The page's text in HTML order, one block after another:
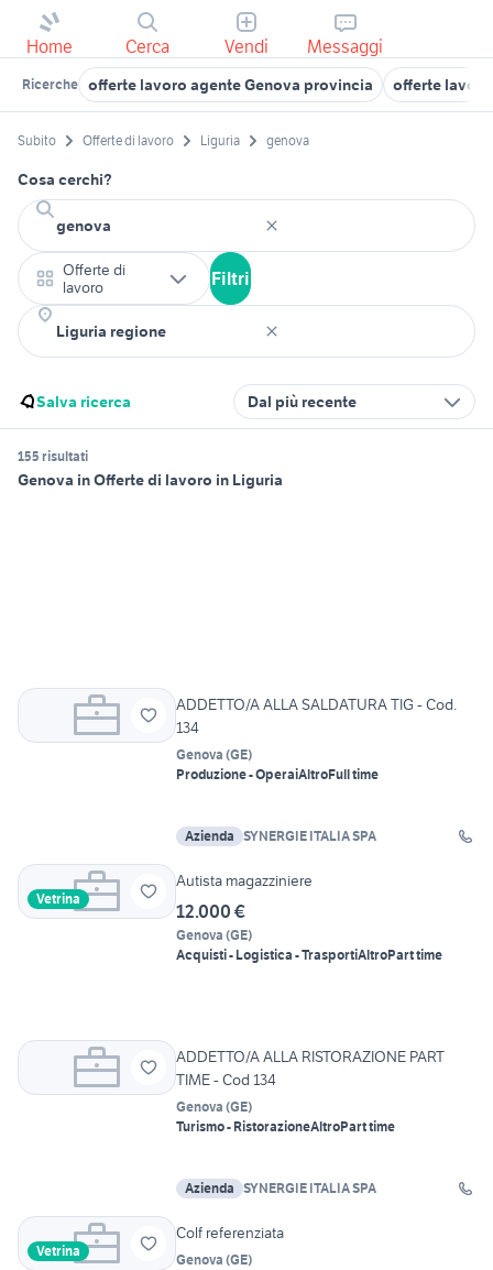
Home Cerca Vendi Messaggi
Ricerche offerte lavoro agente Genova provincia offerte
Subito Offerte di lavoro Liguria genova
Cosa cerchi?
Offerte di
lavoro
Filtri
Salva ricerca Dal più recente
155 risultati
Genova in Offerte di lavoro in Liguria
ADDETTO/A ALLA SALDATURA TIG - Cod.
134
Genova (GE)
Produzione - OperaiAltroFull time
Azienda SYNERGIE ITALIA SPA
Vetrina
Autista magazziniere
12.000 €
Genova (GE)
Acquisti - Logistica - TrasportiAltroPart time
ADDETTO/A ALLA RISTORAZIONE PART
TIME - Cod 134
Genova (GE)
Turismo - RistorazioneAltroPart time
Azienda SYNERGIE ITALIA SPA
Vetrina
Colf referenziata
Genova (GE)